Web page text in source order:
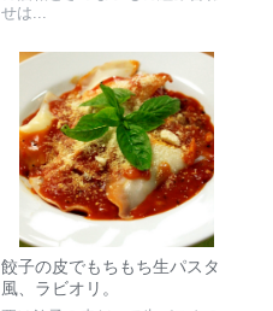
せは...
餃子の皮でもちもち生パスタ
風、ラビオリ。